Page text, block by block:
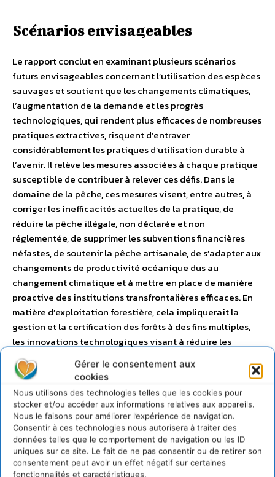
Gérer le consentement aux
cookies
Nous utilisons des technologies telles que les cookies pour
stocker et/ou accéder aux informations relatives aux appareils.
Nous le faisons pour améliorer l’expérience de navigation.
Consentir à ces technologies nous autorisera à traiter des
données telles que le comportement de navigation ou les ID
uniques sur ce site. Le fait de ne pas consentir ou de retirer son
consentement peut avoir un effet négatif sur certaines
fonctionnalités et caractéristiques.
Scénarios envisageables
Le rapport conclut en examinant plusieurs scénarios
futurs envisageables concernant l’utilisation des espèces
sauvages et soutient que les changements climatiques,
l’augmentation de la demande et les progrès
technologiques, qui rendent plus efficaces de nombreuses
pratiques extractives, risquent d’entraver
considérablement les pratiques d’utilisation durable à
l’avenir. Il relève les mesures associées à chaque pratique
susceptible de contribuer à relever ces défis. Dans le
domaine de la pêche, ces mesures visent, entre autres, à
corriger les inefficacités actuelles de la pratique, de
réduire la pêche illégale, non déclarée et non
réglementée, de supprimer les subventions financières
néfastes, de soutenir la pêche artisanale, de s’adapter aux
changements de productivité océanique dus au
changement climatique et à mettre en place de manière
proactive des institutions transfrontalières efficaces. En
matière d’exploitation forestière, cela impliquerait la
gestion et la certification des forêts à des fins multiples,
les innovations technologiques visant à réduire les
déchets dans la fabrication des produits du bois, ainsi que
des initiatives économiques et politiques reconnaissant
les droits des peuples autochtones et des communautés
locales, y compris en matière d’occupation des terres. Les
auteurs constatent que dans la plupart des scénarios
futurs qui permettent l’utilisation durable des espèces
sauvages, des changements transformateurs partagent
des caractéristiques communes, comme l’intégration de
systèmes de valeurs pluriels, la répartition équitable des